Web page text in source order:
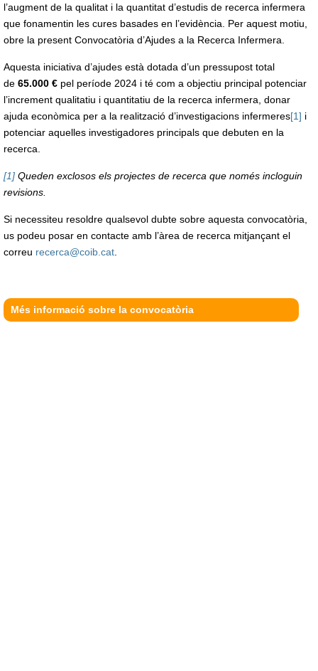
l’augment de la qualitat i la quantitat d’estudis de recerca infermera
que fonamentin les cures basades en l’evidència. Per aquest motiu,
obre la present Convocatòria d’Ajudes a la Recerca Infermera.
Aquesta iniciativa d’ajudes està dotada d’un pressupost total
de 65.000 € pel període 2024 i té com a objectiu principal potenciar
l’increment qualitatiu i quantitatiu de la recerca infermera, donar
ajuda econòmica per a la realització d’investigacions infermeres[1] i
potenciar aquelles investigadores principals que debuten en la
recerca.
[1] Queden exclosos els projectes de recerca que només incloguin
revisions.
Si necessiteu resoldre qualsevol dubte sobre aquesta convocatòria,
us podeu posar en contacte amb l’àrea de recerca mitjançant el
correu recerca@coib.cat.
Més informació sobre la convocatòria